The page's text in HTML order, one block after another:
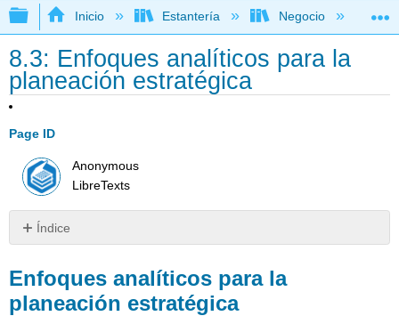
Expandir/contraer jerarquía global
Inicio Estantería Negocio
8.3: Enfoques analíticos para la
planeación estratégica
Page ID
Anonymous
LibreTexts
Índice
analíticos
para
la
Enfoques analíticos para la
planeación estratégica